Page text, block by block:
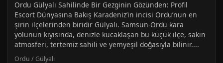
Ordu Gülyalı Sahilinde Bir Gezginin Gözünden: Profil
Escort Dünyasına Bakış Karadeniz’in incisi Ordu’nun en
şirin ilçelerinden biridir Gülyalı. Samsun-Ordu kara
yolunun kıyısında, denizle kucaklaşan bu küçük ilçe, sakin
atmosferi, tertemiz sahili ve yemyeşil doğasıyla bilinir....
Ordu / Gülyalı